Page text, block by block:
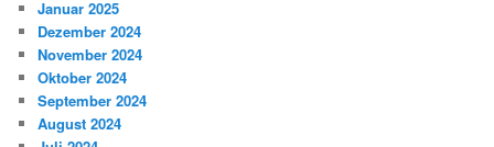
Januar 2025
Dezember 2024
November 2024
Oktober 2024
September 2024
August 2024